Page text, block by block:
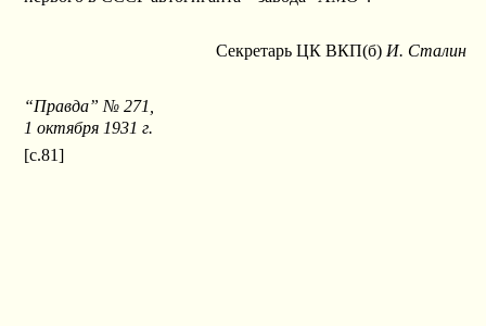
Секретарь ЦК ВКП(б) И. Сталин
“Правда” № 271,
1 октября 1931 г.
[c.81]